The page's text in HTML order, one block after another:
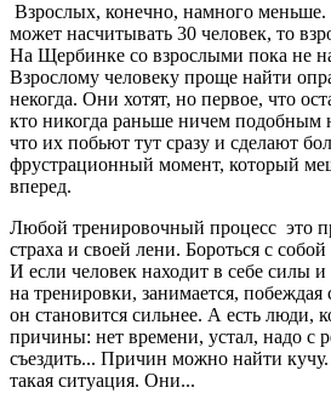
Взрослых, конечно, намного меньше.
может насчитывать 30 человек, то
На Щербинке со взрослыми пока не
Взрослому человеку проще найти
некогда. Они хотят, но первое, что
кто никогда раньше ничем подобным
что их побьют тут сразу и сделают
фрустрационный момент, который
вперед.
Любой тренировочный процесс ­ это
страха и своей лени. Бороться с
И если человек находит в себе силы
на тренировки, занимается, побеждая
он становится сильнее. А есть люди,
причины: нет времени, устал, надо с
съездить... Причин можно найти
такая ситуация. Они...